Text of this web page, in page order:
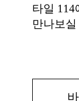
타일 114
만나보